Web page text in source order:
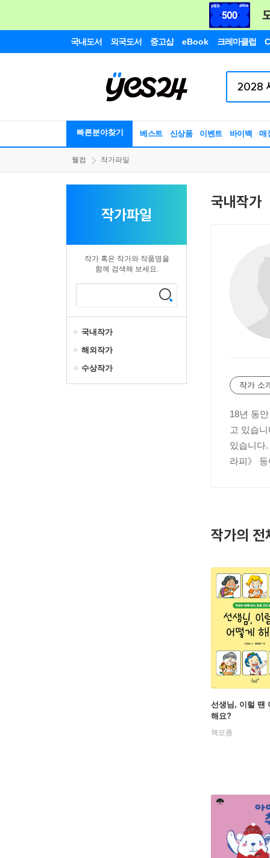
국내도서 외국도서 중고샵 eBook 크레마클럽
빠른분야찾기 베스트 신상품 이벤트 바이백 매
웰컴 작가파일
작가파일
작가 혹은 작가와 작품명을
함께 검색해 보세요.
국내작가
해외작가
수상작가
국내작가
작가 소
18년 동
고 있습
있습니다
라피》
작가의 전
선생님, 이럴 땐
해요?
책모종